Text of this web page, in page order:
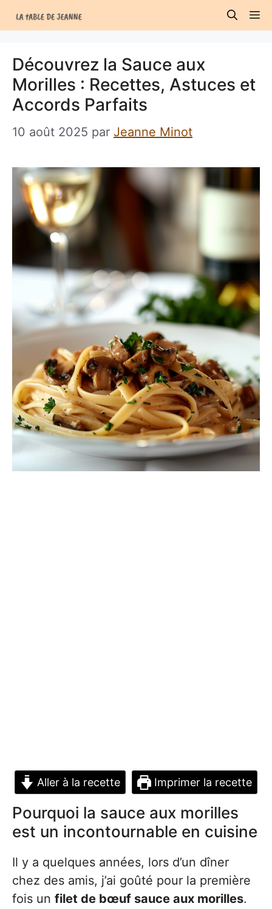
au
Découvrez la Sauce aux
Morilles : Recettes, Astuces et
Accords Parfaits
10 août 2025 par Jeanne Minot
Aller à la recette Imprimer la recette
Pourquoi la sauce aux morilles
est un incontournable en cuisine
Il y a quelques années, lors d’un dîner
chez des amis, j’ai goûté pour la première
fois un filet de bœuf sauce aux morilles.